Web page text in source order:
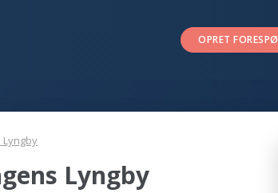
OPRET
Lyngby
Lyngby